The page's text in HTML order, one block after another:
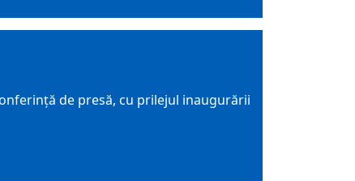
de presă, cu prilejul inaugurării